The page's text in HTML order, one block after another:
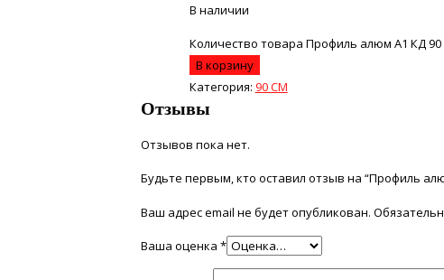
В наличии
Количество товара Профиль алюм А1 КД
В корзину
Категория: 90 СМ
Отзывы
Отзывов пока нет.
Будьте первым, кто оставил отзыв на “Профиль
Ваш адрес email не будет опубликован.
Ваша оценка*